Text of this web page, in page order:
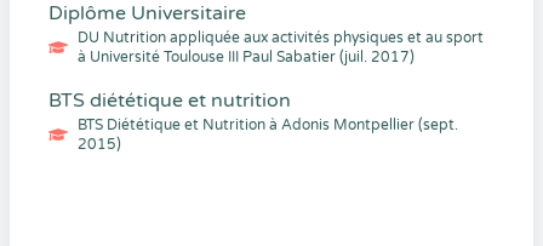
Diplôme Universitaire
DU Nutrition appliquée aux activités physiques et au sport
à Université Toulouse III Paul Sabatier (juil. 2017)
BTS diététique et nutrition
BTS Diététique et Nutrition à Adonis Montpellier (sept.
2015)